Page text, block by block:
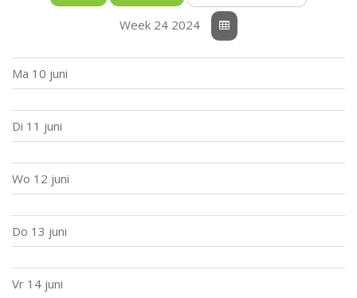
Week 24 2024
Ma 10 juni
Di 11 juni
Wo 12 juni
Do 13 juni
Vr 14 juni